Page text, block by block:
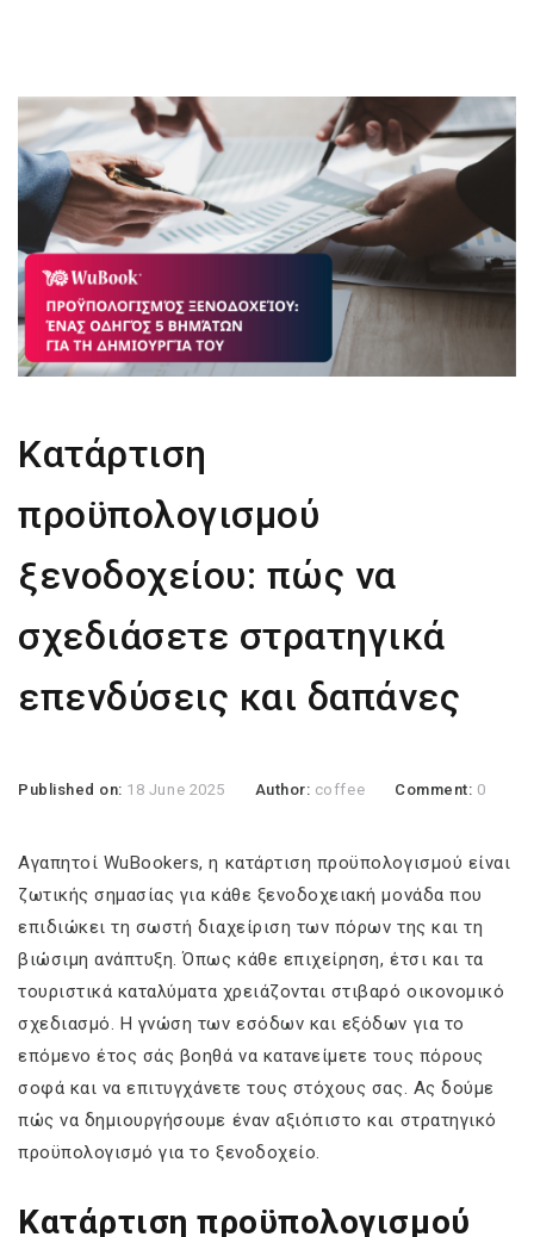
Κατάρτιση
προϋπολογισμού
ξενοδοχείου: πώς να
σχεδιάσετε στρατηγικά
επενδύσεις και δαπάνες
Published on: 18 June 2025 Author: coffee Comment: 0
Αγαπητοί WuBookers, η κατάρτιση προϋπολογισμού είναι
ζωτικής σημασίας για κάθε ξενοδοχειακή μονάδα που
επιδιώκει τη σωστή διαχείριση των πόρων της και τη
βιώσιμη ανάπτυξη. Όπως κάθε επιχείρηση, έτσι και τα
τουριστικά καταλύματα χρειάζονται στιβαρό οικονομικό
σχεδιασμό. Η γνώση των εσόδων και εξόδων για το
επόμενο έτος σάς βοηθά να κατανείμετε τους πόρους
σοφά και να επιτυγχάνετε τους στόχους σας. Ας δούμε
πώς να δημιουργήσουμε έναν αξιόπιστο και στρατηγικό
προϋπολογισμό για το ξενοδοχείο.
Κατάρτιση προϋπολογισμού